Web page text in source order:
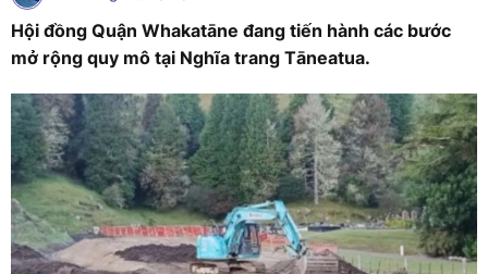
Hội đồng Quận Whakatāne đang tiến hành các bước
mở rộng quy mô tại Nghĩa trang Tāneatua.